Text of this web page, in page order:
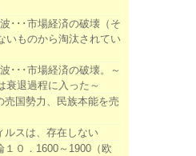
･･･市場経済の破壊（そ
いものから淘汰されてい
･･･市場経済の破壊。～
衰退過程に入った～
売国勢力、民族本能を売
ルスは、存在しない
１０．1600～1900（欧